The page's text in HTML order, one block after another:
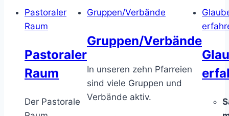
Pastoraler
Raum
Pastoraler
Raum
Der Pastorale
Gruppen/Verbände
Gruppen/Verbände
In unseren zehn Pfarreien
sind viele Gruppen und
Verbände aktiv.